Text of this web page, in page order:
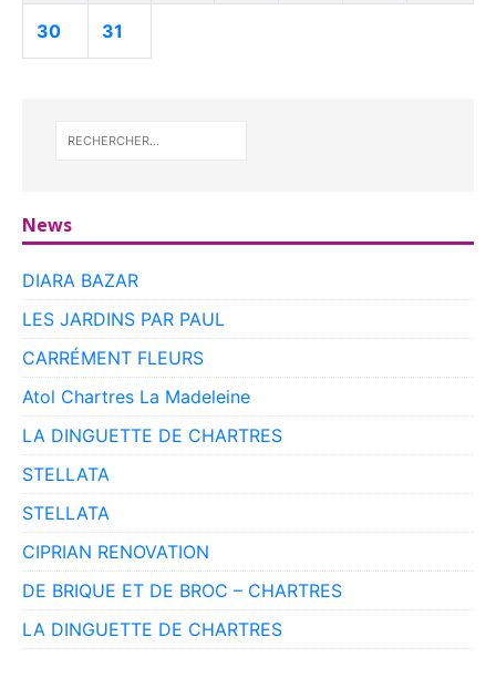
30 31
News
DIARA BAZAR
LES JARDINS PAR PAUL
CARRÉMENT FLEURS
Atol Chartres La Madeleine
LA DINGUETTE DE CHARTRES
STELLATA
STELLATA
CIPRIAN RENOVATION
DE BRIQUE ET DE BROC – CHARTRES
LA DINGUETTE DE CHARTRES